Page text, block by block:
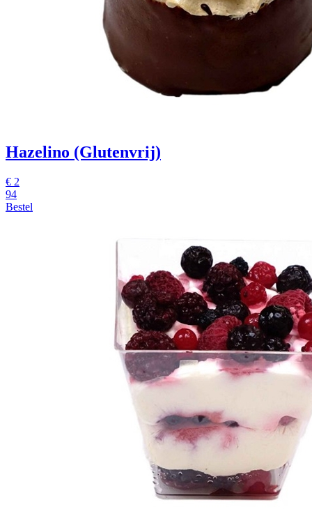
Hazelino (Glutenvrij)
€ 2
94
Bestel